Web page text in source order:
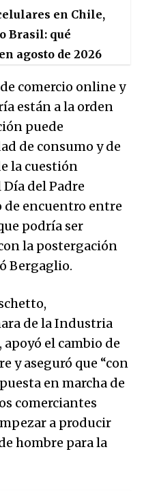
en Chile,
Brasil: qué
agosto de 2026
comercio online y
están a la orden
puede
de consumo y de
la cuestión
del Padre
encuentro entre
podría ser
la postergación
Bergaglio.
de la Industria
apoyó el cambio de
y aseguró que “con
en marcha de
comerciantes
a producir
hombre para la